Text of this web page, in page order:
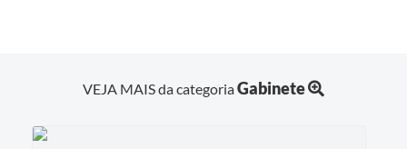
VEJA MAIS da categoriaGabinete